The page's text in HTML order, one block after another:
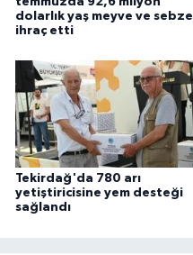
dolarlık yaş meyve ve sebze
ihraç etti
Tekirdağ'da 780 arı
yetiştiricisine yem desteği
sağlandı